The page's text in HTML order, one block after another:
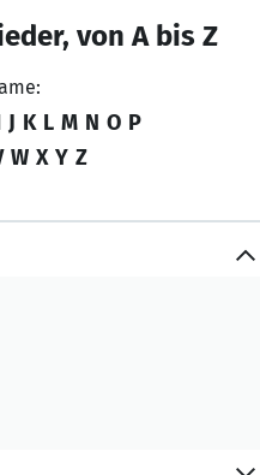
von A bis Z
J K L M N O P
W X Y Z